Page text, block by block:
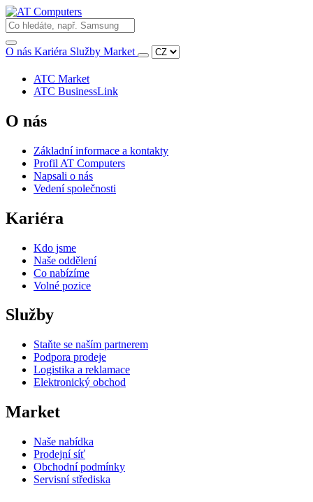
O nás Kariéra Služby Market
ATC Market
ATC BusinessLink
O nás
Základní informace a kontakty
Profil AT Computers
Napsali o nás
Vedení společnosti
Kariéra
Kdo jsme
Naše oddělení
Co nabízíme
Volné pozice
Služby
Staňte se naším partnerem
Podpora prodeje
Logistika a reklamace
Elektronický obchod
Market
Naše nabídka
Prodejní síť
Obchodní podmínky
Servisní střediska